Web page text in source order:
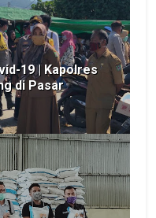
19 | Kapolres
di Pasar